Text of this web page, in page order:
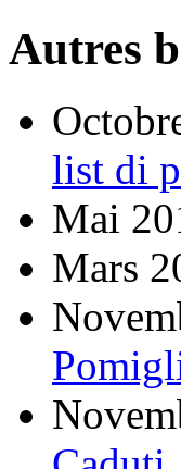
Autres
list di
Mai
Mars